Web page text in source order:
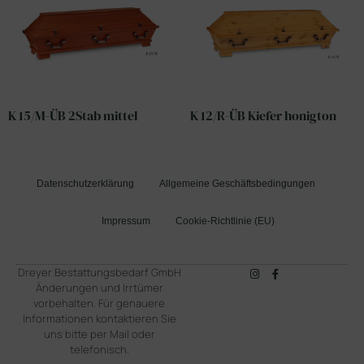
K 15/M-ÜB 2Stab mittel K 12/R-ÜB Kiefer honigton
Datenschutzerklärung Allgemeine Geschäftsbedingungen
Impressum Cookie-Richtlinie (EU)
Dreyer Bestattungsbedarf GmbH
Änderungen und Irrtümer
vorbehalten. Für genauere
Informationen kontaktieren Sie
uns bitte per Mail oder
telefonisch.